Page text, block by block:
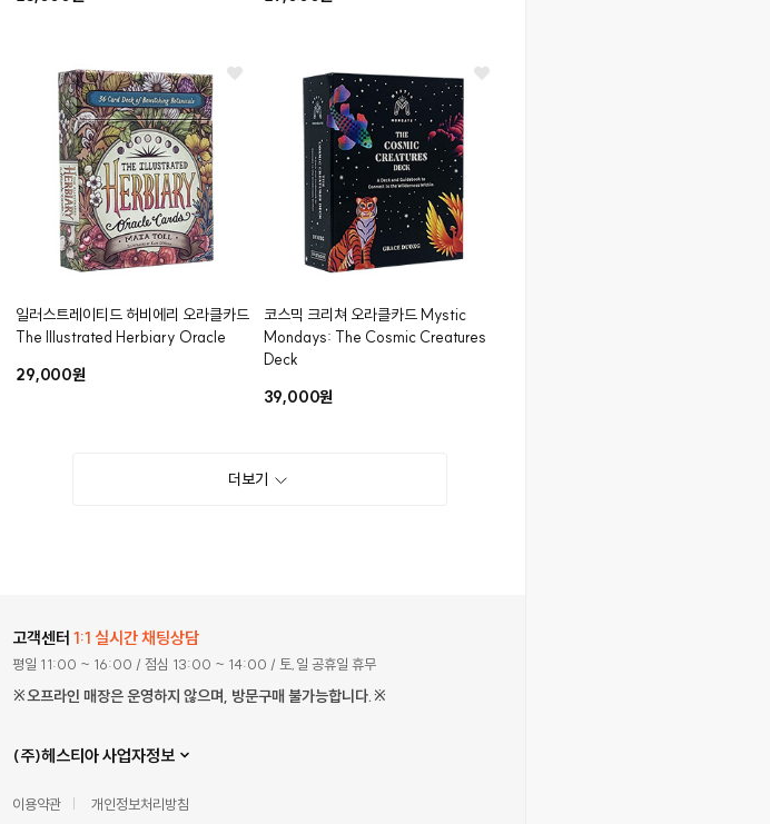
일러스트레이티드 허비에리 오라클카드
The Illustrated Herbiary Oracle
29,000원
코스믹 크리쳐 오라클카드Mystic
Mondays: The Cosmic Creatures
Deck
39,000원
더보기
고객센터1:1 실시간 채팅상담
평일 11:00 ~ 16:00 / 점심 13:00 ~ 14:00 / 토,일 공휴일 휴무
※오프라인 매장은 운영하지 않으며, 방문구매 불가능합니다.※
(주)헤스티아 사업자정보
이용약관 개인정보처리방침